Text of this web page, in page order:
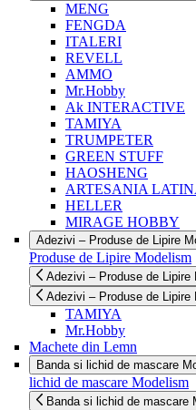
MENG
FENGDA
ITALERI
REVELL
AMMO
Mr.Hobby
Ak INTERACTIVE
TAMIYA
TRUMPETER
GREEN STUFF
HAOSHENG
ARTESANIA
HELLER
MIRAGE HOBBY
Adezivi – Produse de Lipire
Produse de Lipire Modelism
Adezivi – Produse de Lipire
Adezivi – Produse de Lipire
TAMIYA
Mr.Hobby
Machete din Lemn
Banda si lichid de mascare
lichid de mascare Modelism
Banda si lichid de mascare